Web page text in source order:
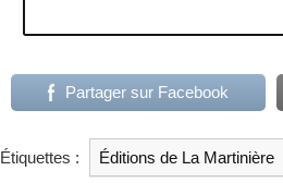
Partager sur Facebook
Étiquettes : Éditions de La Martinière